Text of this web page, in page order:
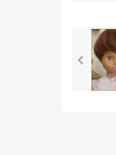
antall